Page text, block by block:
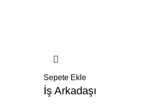
Sepete Ekle
İş Arkadaşı